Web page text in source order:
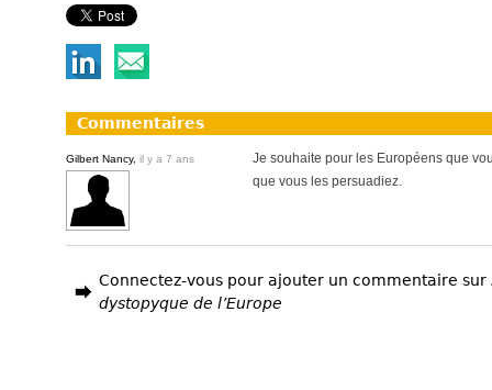
Commentaires
Gilbert Nancy, il y a 7 ans
Je souhaite pour les Européens que
que vous les persuadiez.
Connectez-vous pour ajouter un commentaire sur
dystopyque de l’Europe